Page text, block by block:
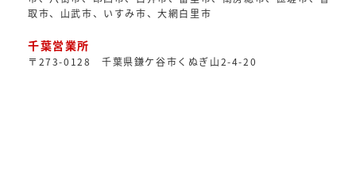
取市、山武市、いすみ市、大網白里市
千葉営業所
〒273-0128 千葉県鎌ケ谷市くぬぎ山2-4-20